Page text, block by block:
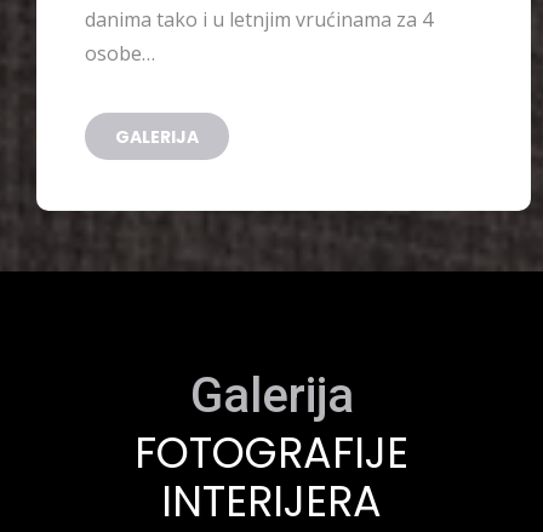
danima tako i u letnjim vrućinama za 4
osobe…
GALERIJA
Galerija
FOTOGRAFIJE
INTERIJERA